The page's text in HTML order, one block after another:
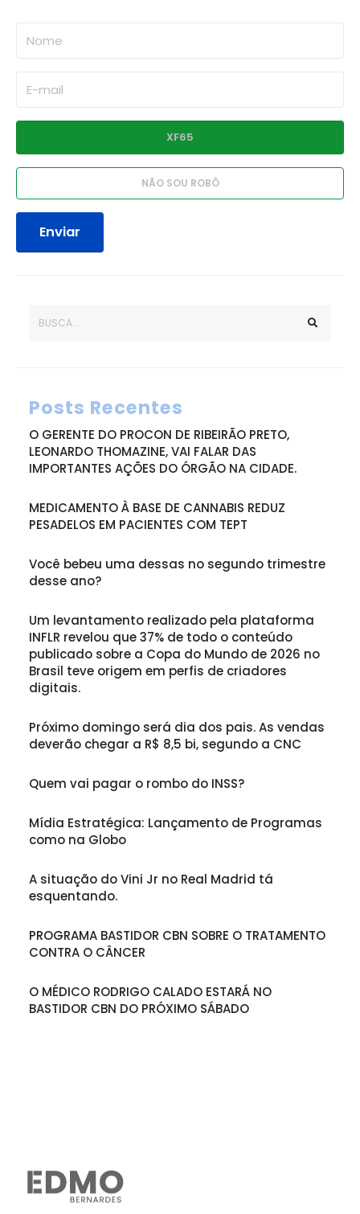
Enviar
Posts Recentes
O GERENTE DO PROCON DE RIBEIRÃO PRETO,
LEONARDO THOMAZINE, VAI FALAR DAS
IMPORTANTES AÇÕES DO ÓRGÃO NA CIDADE.
MEDICAMENTO À BASE DE CANNABIS REDUZ
PESADELOS EM PACIENTES COM TEPT
Você bebeu uma dessas no segundo trimestre
desse ano?
Um levantamento realizado pela plataforma
INFLR revelou que 37% de todo o conteúdo
publicado sobre a Copa do Mundo de 2026 no
Brasil teve origem em perfis de criadores
digitais.
Próximo domingo será dia dos pais. As vendas
deverão chegar a R$ 8,5 bi, segundo a CNC
Quem vai pagar o rombo do INSS?
Mídia Estratégica: Lançamento de Programas
como na Globo
A situação do Vini Jr no Real Madrid tá
esquentando.
PROGRAMA BASTIDOR CBN SOBRE O TRATAMENTO
CONTRA O CÂNCER
O MÉDICO RODRIGO CALADO ESTARÁ NO
BASTIDOR CBN DO PRÓXIMO SÁBADO